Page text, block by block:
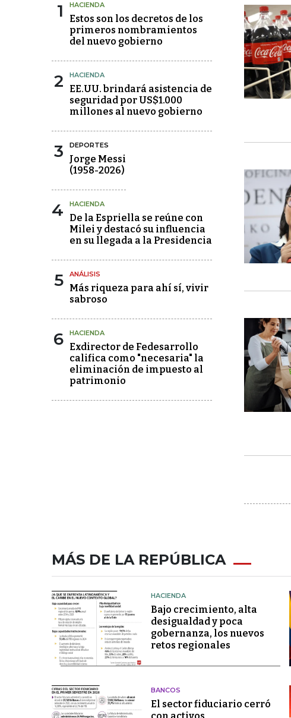
1 HACIENDA
Estos son los decretos de los
primeros nombramientos
del nuevo gobierno
2 HACIENDA
EE.UU. brindará asistencia de
seguridad por US$1.000
millones al nuevo gobierno
3 DEPORTES
Jorge Messi
(1958-2026)
4 HACIENDA
De la Espriella se reúne con
Milei y destacó su influencia
en su llegada a la Presidencia
5 ANÁLISIS
Más riqueza para ahí sí, vivir
sabroso
6 HACIENDA
Exdirector de Fedesarrollo
califica como "necesaria" la
eliminación de impuesto al
patrimonio
MÁS DE LA REPÚBLICA
HACIENDA
Bajo crecimiento, alta
desigualdad y poca
gobernanza, los nuevos
retos regionales
BANCOS
El sector fiduciario cerró